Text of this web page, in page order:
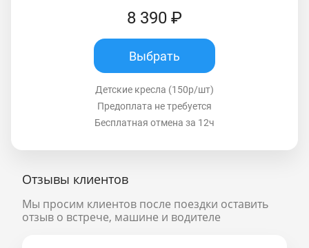
8 390 ₽
Выбрать
Детские кресла (150р/шт)
Предоплата не требуется
Бесплатная отмена за 12ч
Отзывы клиентов
Мы просим клиентов после поездки оставить
отзыв о встрече, машине и водителе